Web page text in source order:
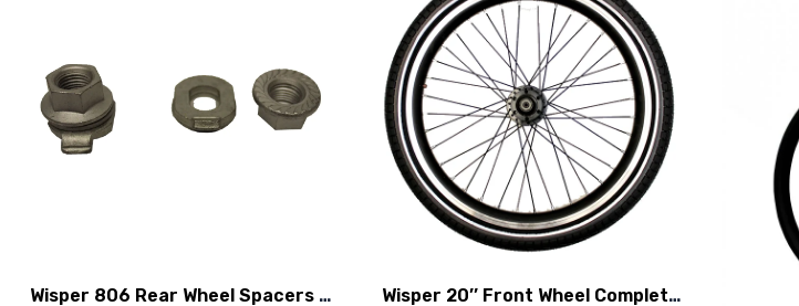
Wisper 806 Rear Wheel Spacers &
Wisper 20’’ Front Wheel Complete